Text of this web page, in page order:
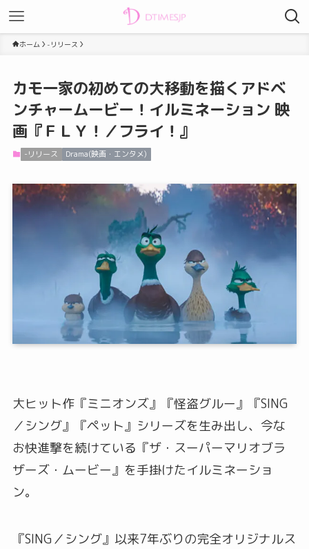
ホーム -リリース
カモ一家の初めての大移動を描くアドベ
ンチャームービー！イルミネーション 映
画『ＦＬＹ！／フライ！』
-リリース Drama(映画・エンタメ)
大ヒット作『ミニオンズ』『怪盗グルー』『SING
／シング』『ペット』シリーズを生み出し、今な
お快進撃を続けている『ザ・スーパーマリオブラ
ザーズ・ムービー』を手掛けたイルミネーショ
ン。
『SING／シング』以来7年ぶりの完全オリジナルス